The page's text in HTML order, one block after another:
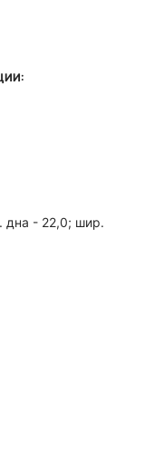
дна - 22,0; шир.